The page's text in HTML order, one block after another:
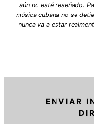
aún no esté reseñado.
música cubana no se
nunca va a estar
ENVIAR